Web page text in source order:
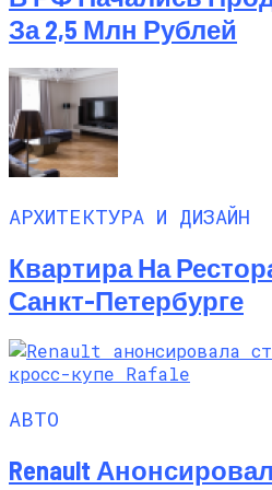
За 2,5 Млн Рублей
АРХИТЕКТУРА И ДИЗАЙН
Квартира На
Санкт-Петербурге
АВТО
Renault